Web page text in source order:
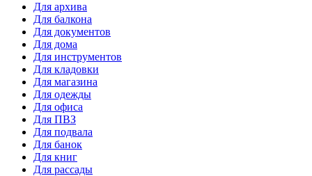
Для архива
Для балкона
Для документов
Для дома
Для инструментов
Для кладовки
Для магазина
Для одежды
Для офиса
Для ПВЗ
Для подвала
Для банок
Для книг
Для рассады